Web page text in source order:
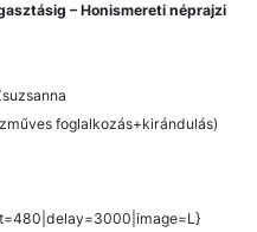
– Honismereti néprajzi
foglalkozás+kirándulás)